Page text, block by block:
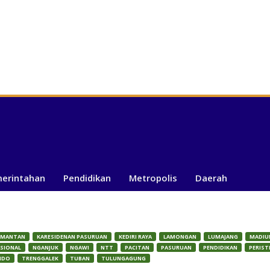
Pendidikan Metropolis Daerah
KARESIDENAN PASURUAN KEDIRI RAYA LAMONGAN LUMAJANG
NGANJUK NGAWI NTT PACITAN PASURUAN PENDIDIKAN
TRENGGALEK TUBAN TULUNGAGUNG